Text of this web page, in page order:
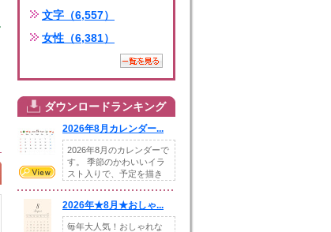
文字（6,557）
女性（6,381）
ダウンロードランキング
2026年8月カレンダー...
2026年8月のカレンダーで
す。 季節のかわいいイラ
スト入りで、予定を描き
2026年★8月★おしゃ...
毎年大人気！おしゃれな